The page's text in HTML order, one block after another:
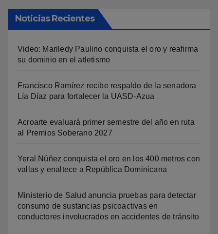
Noticias Recientes
Video: Mariledy Paulino conquista el oro y reafirma
su dominio en el atletismo
Francisco Ramírez recibe respaldo de la senadora
Lía Díaz para fortalecer la UASD-Azua
Acroarte evaluará primer semestre del año en ruta
al Premios Soberano 2027
Yeral Núñez conquista el oro en los 400 metros con
vallas y enaltece a República Dominicana
Ministerio de Salud anuncia pruebas para detectar
consumo de sustancias psicoactivas en
conductores involucrados en accidentes de tránsito